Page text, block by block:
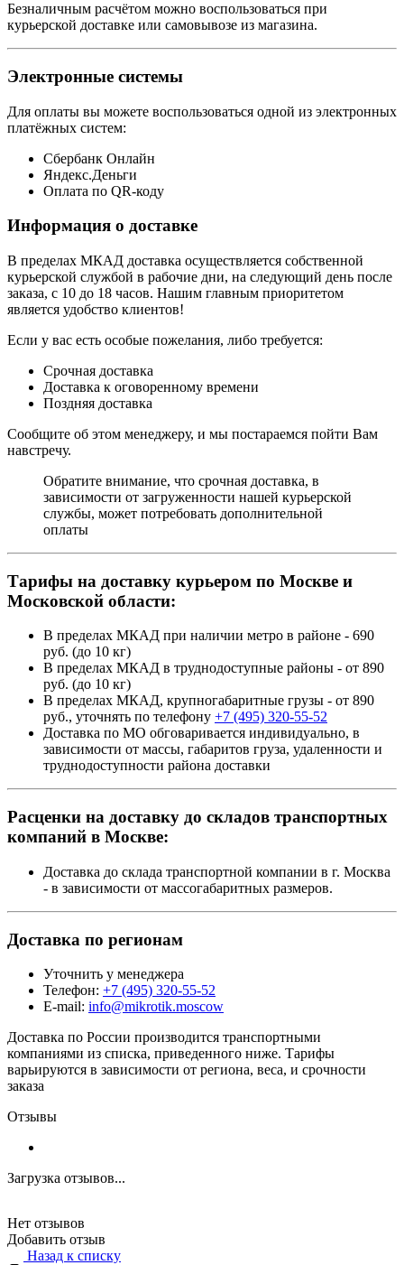
Безналичным расчётом можно воспользоваться при
курьерской доставке или самовывозе из магазина.
Электронные системы
Для оплаты вы можете воспользоваться одной из электронных
платёжных систем:
Сбербанк Онлайн
Яндекс.Деньги
Оплата по QR-коду
Информация о доставке
В пределах МКАД доставка осуществляется собственной
курьерской службой в рабочие дни, на следующий день после
заказа, с 10 до 18 часов. Нашим главным приоритетом
является удобство клиентов!
Если у вас есть особые пожелания, либо требуется:
Срочная доставка
Доставка к оговоренному времени
Поздняя доставка
Сообщите об этом менеджеру, и мы постараемся пойти Вам
навстречу.
Обратите внимание, что срочная доставка, в
зависимости от загруженности нашей курьерской
службы, может потребовать дополнительной
оплаты
Тарифы на доставку курьером по Москве и
Московской области:
В пределах МКАД при наличии метро в районе - 690
руб. (до 10 кг)
В пределах МКАД в труднодоступные районы - от 890
руб. (до 10 кг)
В пределах МКАД, крупногабаритные грузы - от 890
руб., уточнять по телефону +7 (495) 320-55-52
Доставка по МО обговаривается индивидуально, в
зависимости от массы, габаритов груза, удаленности и
труднодоступности района доставки
Расценки на доставку до складов транспортных
компаний в Москве:
Доставка до склада транспортной компании в г. Москва
- в зависимости от массогабаритных размеров.
Доставка по регионам
Уточнить у менеджера
Телефон: +7 (495) 320-55-52
E-mail: info@mikrotik.moscow
Доставка по России производится транспортными
компаниями из списка, приведенного ниже. Тарифы
варьируются в зависимости от региона, веса, и срочности
заказа
Отзывы
Загрузка отзывов...
Нет отзывов
Добавить отзыв
Назад к списку